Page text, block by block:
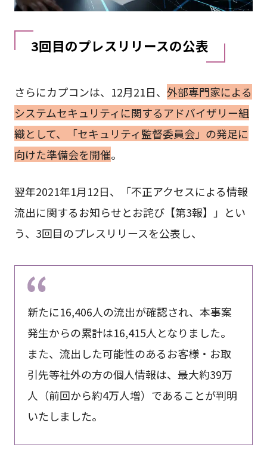
3回目のプレスリリースの公表
さらにカプコンは、12月21日、 外部専門家による
システムセキュリティに関するアドバイザリー組
織として、「セキュリティ監督委員会」の発足に
向けた準備会を開催。
翌年2021年1月12日、「不正アクセスによる情報
流出に関するお知らせとお詫び【第3報】」とい
う、3回目のプレスリリースを公表し、
新たに16,406人の流出が確認され、本事案
発生からの累計は16,415人となりました。
また、流出した可能性のあるお客様・お取
引先等社外の方の個人情報は、最大約39万
人（前回から約4万人増）であることが判明
いたしました。